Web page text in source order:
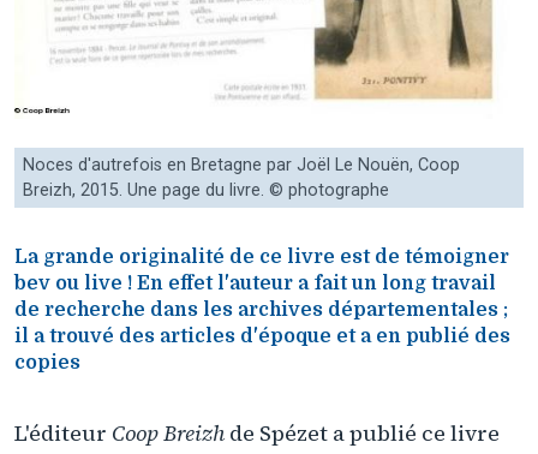
Noces d'autrefois en Bretagne par Joël Le Nouën, Coop
Breizh, 2015. Une page du livre. © photographe
La grande originalité de ce livre est de témoigner
bev ou live ! En effet l'auteur a fait un long travail
de recherche dans les archives départementales ;
il a trouvé des articles d'époque et a en publié des
copies
L'éditeur Coop Breizh de Spézet a publié ce livre